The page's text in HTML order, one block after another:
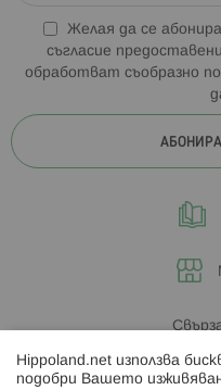
Желая да се
съгласие
обработват съобразно
Hippoland.net използва
подобри Вашето